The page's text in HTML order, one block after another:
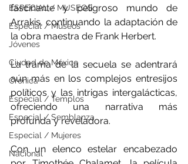
ESPECIAL / MUSEOS
Especial / Museos
Jóvenes
Ciudad de México
Crónica
Especial / Templos
Especial / Semblanza
Especial / Mujeres
Nacional
fascinante y peligroso mundo de
Arrakis, continuando la adaptación de
la obra maestra de Frank Herbert.
La trama de la secuela se adentrará
aún más en los complejos entresijos
políticos y las intrigas intergalácticas,
ofreciendo una narrativa más
profunda y reveladora.
Con un elenco estelar encabezado